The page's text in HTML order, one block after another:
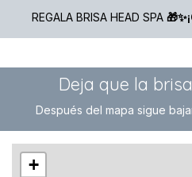
REGALA BRISA HEAD SPA 🎁
Deja que la
Después del mapa sigue
+